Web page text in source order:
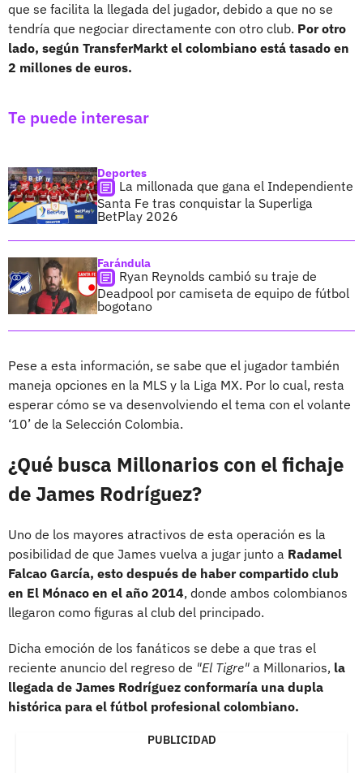
que se facilita la llegada del jugador, debido a que no se
tendría que negociar directamente con otro club. Por otro
lado, según TransferMarkt el colombiano está tasado en
2 millones de euros.
Te puede interesar
Deportes
La millonada que gana el Independiente
Santa Fe tras conquistar la Superliga
BetPlay 2026
Farándula
Ryan Reynolds cambió su traje de
Deadpool por camiseta de equipo de fútbol
bogotano
Pese a esta información, se sabe que el jugador también
maneja opciones en la MLS y la Liga MX. Por lo cual, resta
esperar cómo se va desenvolviendo el tema con el volante
‘10’ de la Selección Colombia.
¿Qué busca Millonarios con el fichaje
de James Rodríguez?
Uno de los mayores atractivos de esta operación es la
posibilidad de que James vuelva a jugar junto a Radamel
Falcao García, esto después de haber compartido club
en El Mónaco en el año 2014, donde ambos colombianos
llegaron como figuras al club del principado.
Dicha emoción de los fanáticos se debe a que tras el
reciente anuncio del regreso de "El Tigre" a Millonarios, la
llegada de James Rodríguez conformaría una dupla
histórica para el fútbol profesional colombiano.
PUBLICIDAD